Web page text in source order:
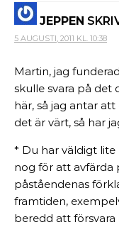
JEPPEN
5 AUGUSTI, 2011 KL. 10:38
Martin, jag
skulle svara på det
här, så jag antar
det är värt, så har
* Du har väldigt lite
nog för att avfärda
påståendenas
framtiden,
beredd att